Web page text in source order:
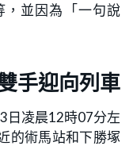
，並因為「一句說
手迎向列車
日凌晨12時07分左
的術馬站和下勝塚